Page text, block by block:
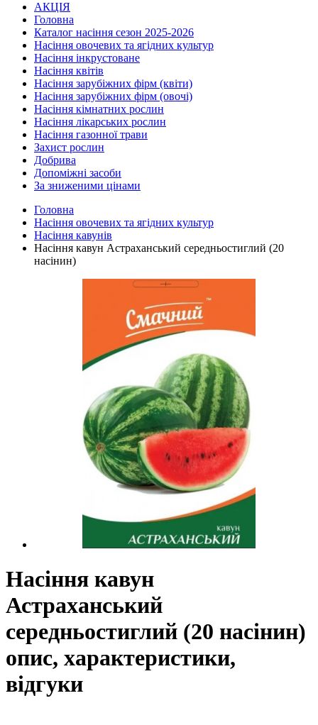
АКЦІЯ
Головна
Каталог насіння сезон 2025-2026
Насіння овочевих та ягідних культур
Насіння інкрустоване
Насіння квітів
Насіння зарубіжних фірм (квіти)
Насіння зарубіжних фірм (овочі)
Насіння кімнатних рослин
Насіння лікарських рослин
Насіння газонної трави
Захист рослин
Добрива
Допоміжні засоби
За зниженими цінами
Головна
Насіння овочевих та ягідних культур
Насіння кавунів
Насіння кавун Астраханський середньостиглий (20
насінин)
Насіння кавун
Астраханський
середньостиглий (20 насінин)
опис, характеристики,
відгуки